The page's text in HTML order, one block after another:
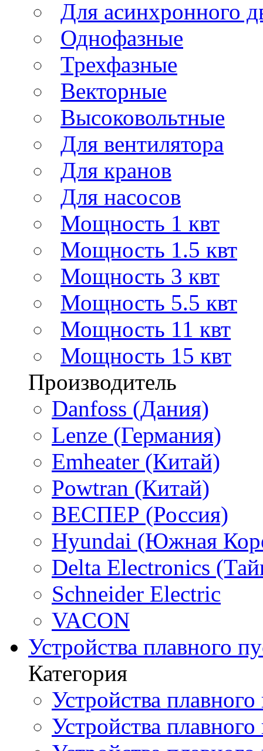
Для асинхронного
Однофазные
Трехфазные
Векторные
Высоковольтные
Для вентилятора
Для кранов
Для насосов
Мощность 1 квт
Мощность 1.5 квт
Мощность 3 квт
Мощность 5.5 квт
Мощность 11 квт
Мощность 15 квт
Производитель
Danfoss (Дания)
Lenze (Германия)
Emheater (Китай)
Powtran (Китай)
ВЕСПЕР (Россия)
Hyundai (Южная
Delta Electronics
Schneider Electric
VACON
Устройства плавного
Категория
Устройства
Устройства